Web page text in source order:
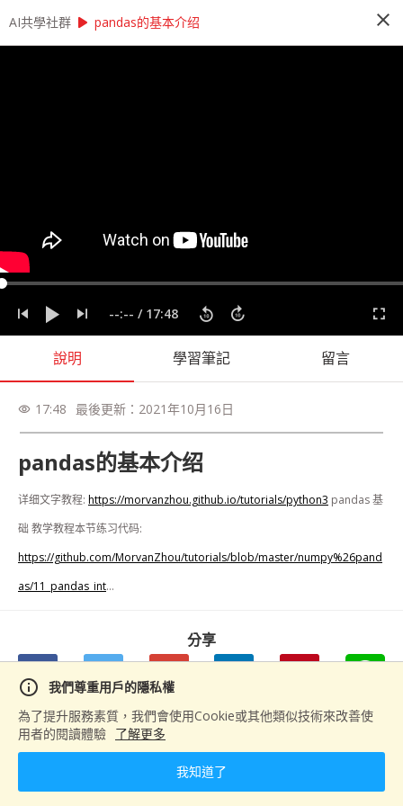
AI共學社群 play_arrow 莫凡 Python 基礎研習讀書會
label Matplotlib Numpy
Pandas
課程內容(73) 學習筆記(43) 會員(166) 課程介紹
info
我們尊重用戶的隱私權
為了提升服務素質，我們會使用Cookie或其他類似技術來改善使
用者的閱讀體驗 了解更多
我知道了
AI共學社群 play_arrow pandas的基本介绍 close
--:-- / 17:48
說明 學習筆記 留言
visibility 17:48 最後更新： 2021年10月16日
pandas的基本介绍
详细文字教程: https://morvanzhou.github.io/tutorials/python3 pandas 基
https://github.com/MorvanZhou/tutorials/blob/master/numpy%26pand
as/11_pandas_int...
分享